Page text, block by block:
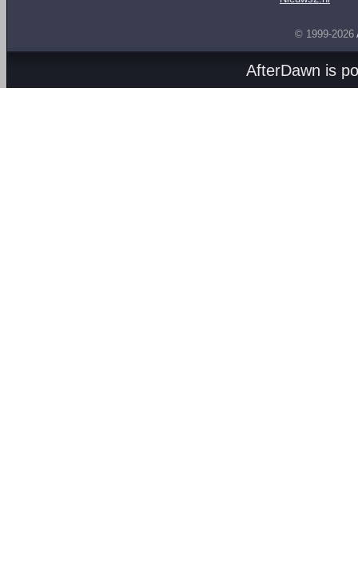
© 1999-2026
AfterDawn is